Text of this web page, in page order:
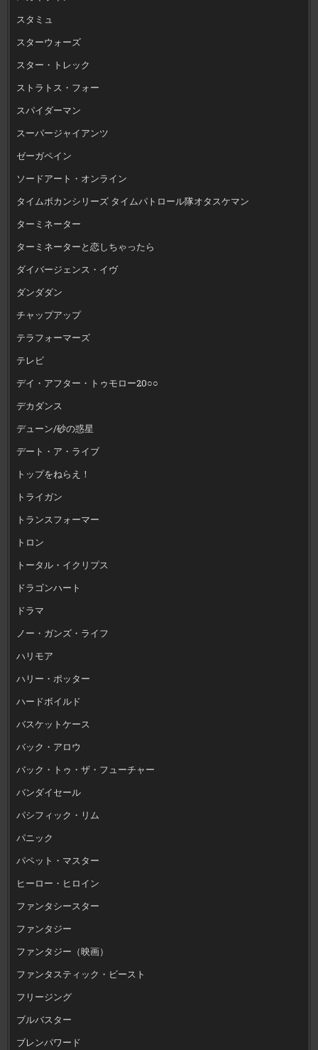
スタミュ
スターウォーズ
スター・トレック
ストラトス・フォー
スパイダーマン
スーパージャイアンツ
ゼーガペイン
ソードアート・オンライン
タイムボカンシリーズ タイムパトロール隊オタスケマン
ターミネーター
ターミネーターと恋しちゃったら
ダイバージェンス・イヴ
ダンダダン
チャップアップ
テラフォーマーズ
テレビ
デイ・アフター・トゥモロー20○○
デカダンス
デューン/砂の惑星
デート・ア・ライブ
トップをねらえ！
トライガン
トランスフォーマー
トロン
トータル・イクリプス
ドラゴンハート
ドラマ
ノー・ガンズ・ライフ
ハリモア
ハリー・ポッター
ハードボイルド
バスケットケース
バック・アロウ
バック・トゥ・ザ・フューチャー
バンダイセール
パシフィック・リム
パニック
パペット・マスター
ヒーロー・ヒロイン
ファンタシースター
ファンタジー
ファンタジー（映画）
ファンタスティック・ビースト
フリージング
ブルバスター
ブレンパワード